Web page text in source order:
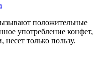
положительные
употребление конфет,
несет только пользу.